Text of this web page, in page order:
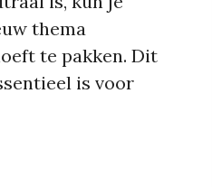
thema
te pakken. Dit
is voor